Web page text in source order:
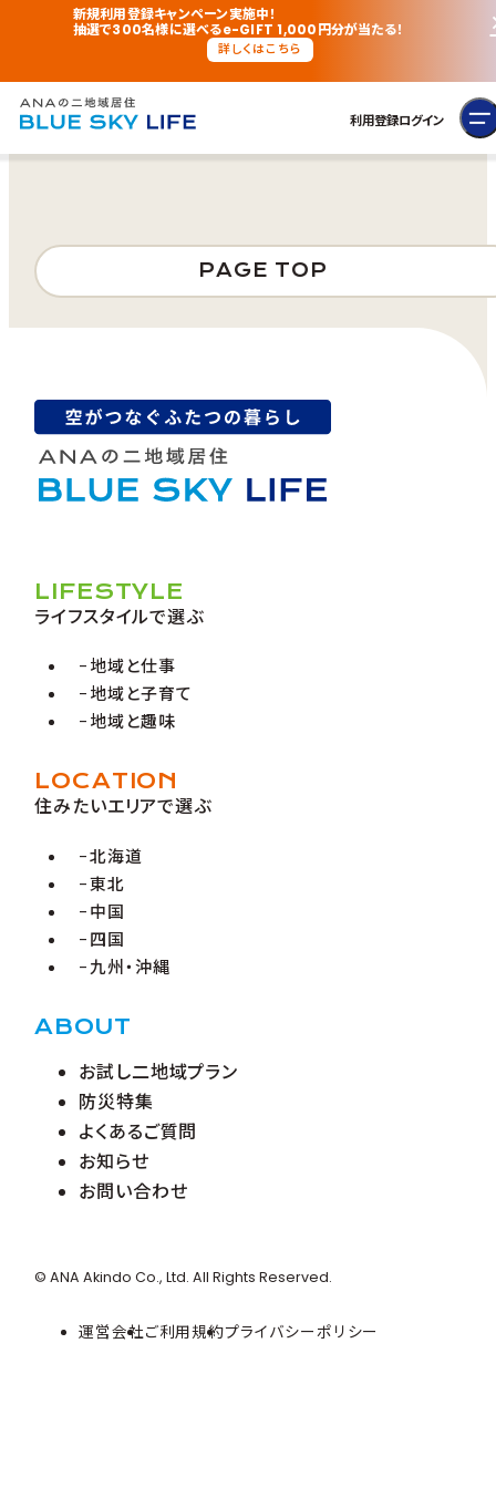
新規利用登録キャンペーン実施中！
抽選で300名様に選べるe-GIFT 1,000円分が当たる！
詳しくはこちら
利用登録ログイン
PAGE TOP
LIFESTYLE
ライフスタイルで選ぶ
地域と仕事
地域と子育て
地域と趣味
LOCATION
住みたいエリアで選ぶ
北海道
東北
中国
四国
九州・沖縄
ABOUT
お試し二地域プラン
防災特集
よくあるご質問
お知らせ
お問い合わせ
© ANA Akindo Co., Ltd. All Rights Reserved.
運営会社ご利用規約プライバシーポリシー